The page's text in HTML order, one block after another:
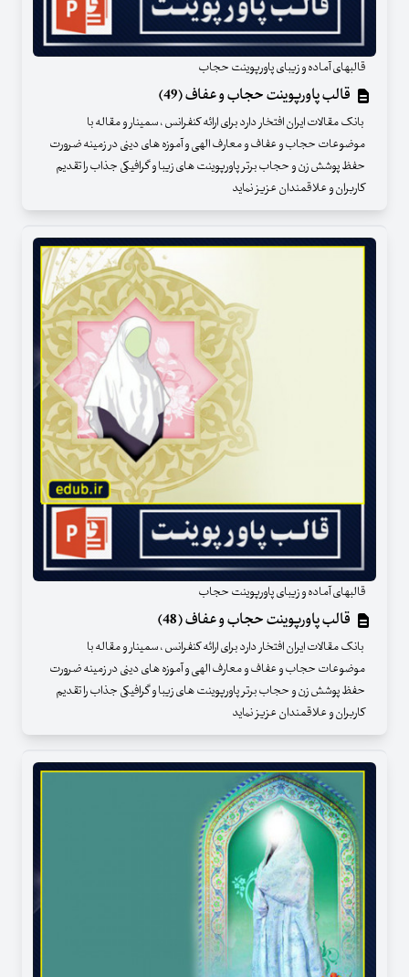
قالبهای آماده و زیبای پاورپوینت حجاب
قالب پاورپوینت حجاب و عفاف (49)
بانک مقالات ایران افتخار دارد برای ارائه کنفرانس ، سمینار و مقاله با
موضوعات حجاب و عفاف و معارف الهی و آموزه های دینی در زمینه ضرورت
حفظ پوشش زن و حجاب برتر پاورپوینت های زیبا و گرافیکی جذاب را تقدیم
کاربران و علاقمندان عزیز نماید
قالبهای آماده و زیبای پاورپوینت حجاب
قالب پاورپوینت حجاب و عفاف (48)
بانک مقالات ایران افتخار دارد برای ارائه کنفرانس ، سمینار و مقاله با
موضوعات حجاب و عفاف و معارف الهی و آموزه های دینی در زمینه ضرورت
حفظ پوشش زن و حجاب برتر پاورپوینت های زیبا و گرافیکی جذاب را تقدیم
کاربران و علاقمندان عزیز نماید